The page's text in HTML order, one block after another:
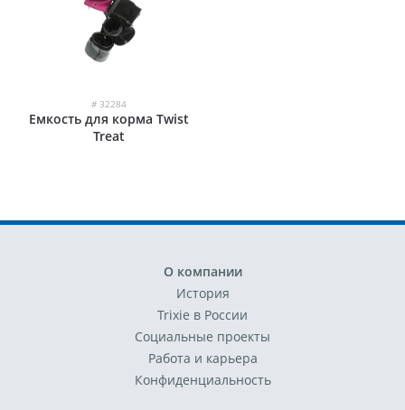
# 32284
Емкость для корма Twist
Treat
О компании
История
Trixie в России
Социальные проекты
Работа и карьера
Конфиденциальность